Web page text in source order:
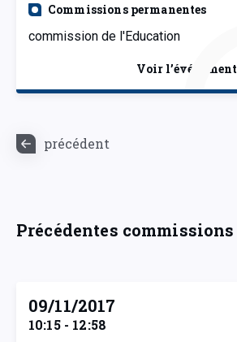
Commissions permanentes
commission de l'Education
Voir l’événement
précédent
Précédentes commissions
09/11/2017
10:15 - 12:58